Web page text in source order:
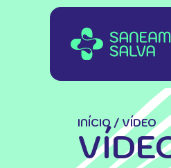
INÍCIO / VÍDEO